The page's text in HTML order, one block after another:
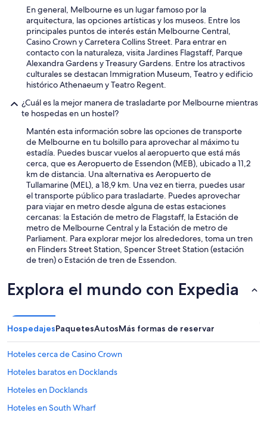
En general, Melbourne es un lugar famoso por la
arquitectura, las opciones artísticas y los museos. Entre los
principales puntos de interés están Melbourne Central,
Casino Crown y Carretera Collins Street. Para entrar en
contacto con la naturaleza, visita Jardines Flagstaff, Parque
Alexandra Gardens y Treasury Gardens. Entre los atractivos
culturales se destacan Immigration Museum, Teatro y edificio
histórico Athenaeum y Teatro Regent.
¿Cuál es la mejor manera de trasladarte por Melbourne mientras
te hospedas en un hostel?
Mantén esta información sobre las opciones de transporte
de Melbourne en tu bolsillo para aprovechar al máximo tu
estadía. Puedes buscar vuelos al aeropuerto que está más
cerca, que es Aeropuerto de Essendon (MEB), ubicado a 11,2
km de distancia. Una alternativa es Aeropuerto de
Tullamarine (MEL), a 18,9 km. Una vez en tierra, puedes usar
el transporte público para trasladarte. Puedes aprovechar
para viajar en metro desde alguna de estas estaciones
cercanas: la Estación de metro de Flagstaff, la Estación de
metro de Melbourne Central y la Estación de metro de
Parliament. Para explorar mejor los alrededores, toma un tren
en Flinders Street Station, Spencer Street Station (estación
de tren) o Estación de tren de Essendon.
Explora el mundo con Expedia
HospedajesPaquetesAutosMás formas de reservar
Hoteles cerca de Casino Crown
Hoteles baratos en Docklands
Hoteles en Docklands
Hoteles en South Wharf